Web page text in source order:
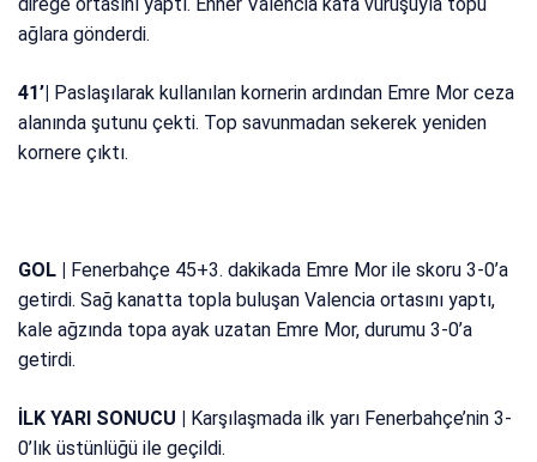
ağlara gönderdi.
41’| Paslaşılarak kullanılan kornerin ardından Emre Mor ceza
alanında şutunu çekti. Top savunmadan sekerek yeniden
kornere çıktı.
GOL | Fenerbahçe 45+3. dakikada Emre Mor ile skoru 3-0’a
getirdi. Sağ kanatta topla buluşan Valencia ortasını yaptı,
kale ağzında topa ayak uzatan Emre Mor, durumu 3-0’a
getirdi.
İLK YARI SONUCU | Karşılaşmada ilk yarı Fenerbahçe’nin 3-
0’lık üstünlüğü ile geçildi.